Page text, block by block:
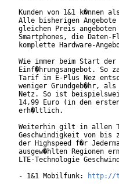
Kunden von 1&1 k�nnen
Alle bisherigen
gleichen Preis
Smartphones, die
komplette Hardware-
Wie immer beim Start
Einf�hrungsangebot. So
Tarif im E-Plus Nez
weniger Grundgeb�hr,
Netz. So ist
14,99 Euro (in den ersten
erh�ltlich.
Weiterhin gilt in allen
Geschwindigkeit von bis
der Highspeed f�r
ausgew�hlten Regionen
LTE-Technologie
- 1&1 Mobilfunk:
http://